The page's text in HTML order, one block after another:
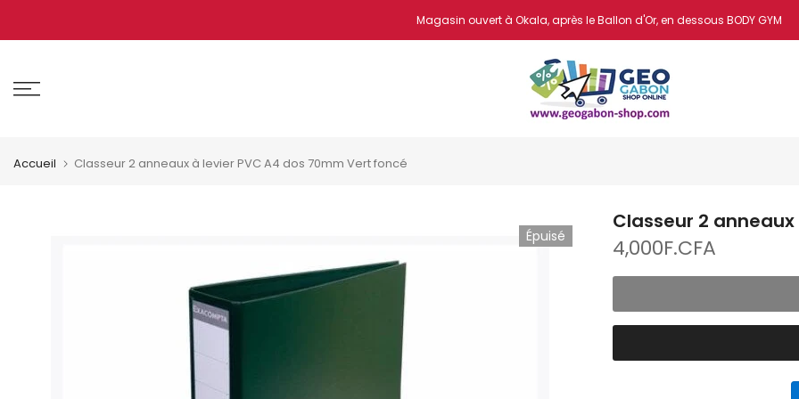
au
Magasin ouvert à Okala, après le Ballon d'Or, en dessous BODY GYM
Accueil Classeur 2 anneaux à levier PVC A4 dos 70mm Vert foncé
Épuisé
Classeur 2
4,000F.CFA